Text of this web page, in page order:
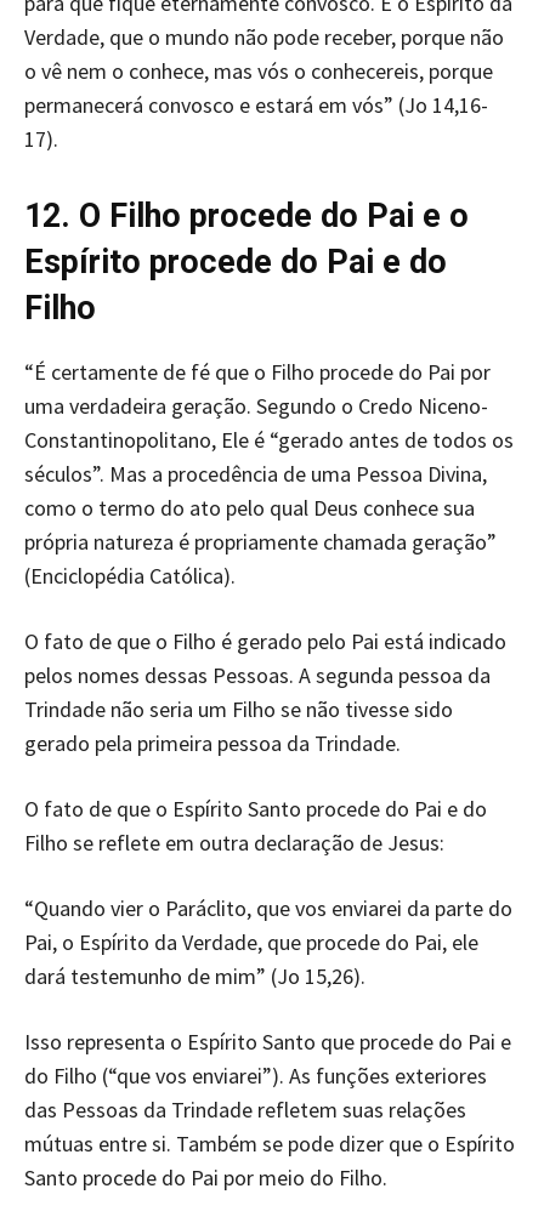
Verdade, que o mundo não pode receber, porque não
o vê nem o conhece, mas vós o conhecereis, porque
permanecerá convosco e estará em vós” (Jo 14,16-
17).
12. O Filho procede do Pai e o
Espírito procede do Pai e do
Filho
“É certamente de fé que o Filho procede do Pai por
uma verdadeira geração. Segundo o Credo Niceno-
Constantinopolitano, Ele é “gerado antes de todos os
séculos”. Mas a procedência de uma Pessoa Divina,
como o termo do ato pelo qual Deus conhece sua
própria natureza é propriamente chamada geração”
(Enciclopédia Católica).
O fato de que o Filho é gerado pelo Pai está indicado
pelos nomes dessas Pessoas. A segunda pessoa da
Trindade não seria um Filho se não tivesse sido
gerado pela primeira pessoa da Trindade.
O fato de que o Espírito Santo procede do Pai e do
Filho se reflete em outra declaração de Jesus:
“Quando vier o Paráclito, que vos enviarei da parte do
Pai, o Espírito da Verdade, que procede do Pai, ele
dará testemunho de mim” (Jo 15,26).
Isso representa o Espírito Santo que procede do Pai e
do Filho (“que vos enviarei”). As funções exteriores
das Pessoas da Trindade refletem suas relações
mútuas entre si. Também se pode dizer que o Espírito
Santo procede do Pai por meio do Filho.